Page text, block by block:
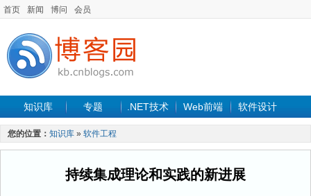
首页 新闻 博问 会员
知识库 专题 .NET技术 Web前端 软件设计
手机开发 软件工程
最新文章
您的位置： 知识库 » 软件工程
持续集成理论和实践的新进展